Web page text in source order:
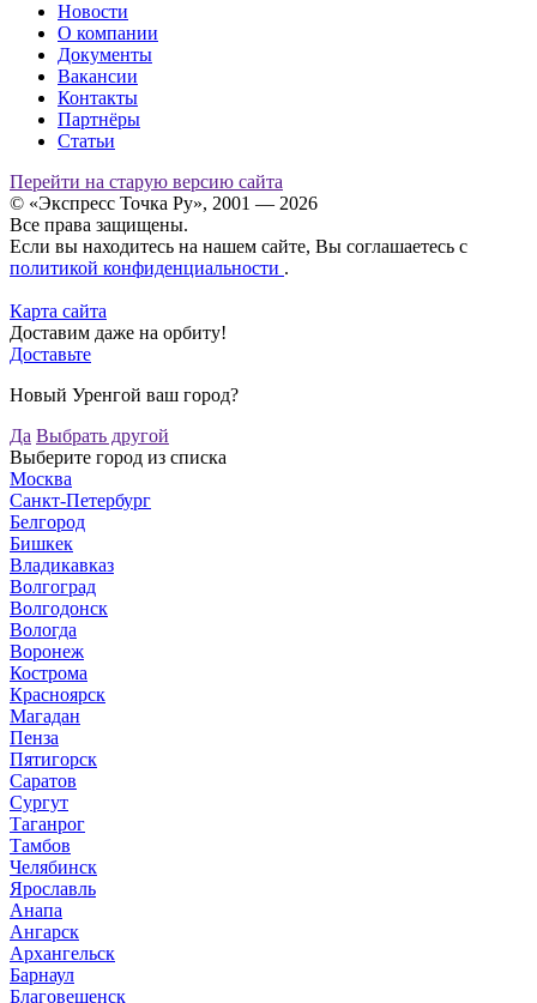
Новости
О компании
Документы
Вакансии
Контакты
Партнёры
Статьи
Перейти на старую версию сайта
© «Экспресс Точка Ру», 2001 — 2026
Все права защищены.
Если вы находитесь на нашем сайте, Вы соглашаетесь с
политикой конфиденциальности .
Карта сайта
Доставим даже на орбиту!
Доставьте
Новый Уренгой ваш город?
Да Выбрать другой
Выберите город из списка
Москва
Санкт-Петербург
Белгород
Бишкек
Владикавказ
Волгоград
Волгодонск
Вологда
Воронеж
Кострома
Красноярск
Магадан
Пенза
Пятигорск
Саратов
Сургут
Таганрог
Тамбов
Челябинск
Ярославль
Анапа
Ангарск
Архангельск
Барнаул
Благовещенск